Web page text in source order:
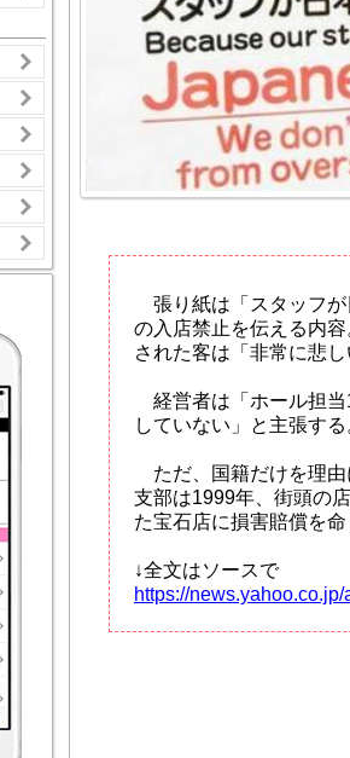
張り紙は「スタッフが
の入店禁止を伝える内
された客は「非常に悲
経営者は「ホール担当
していない」と主張する
ただ、国籍だけを理由
支部は1999年、街頭の
た宝石店に損害賠償を命
↓全文はソースで
https://